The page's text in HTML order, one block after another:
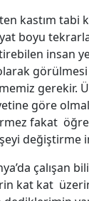
kastım tabi
boyu
insan
gerekir.
göre
fakat
değiştirme
çalışan
kat kat